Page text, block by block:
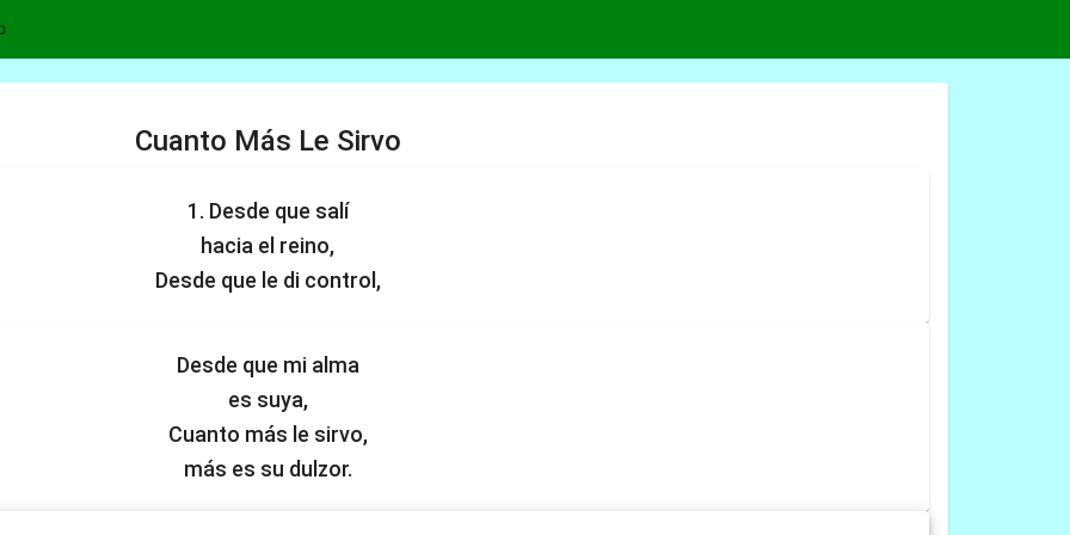
Cuanto Más Le Sirvo
1. Desde que salí
hacia el reino,
Desde que le di control,
Desde que mi alma
es suya,
Cuanto más le sirvo,
más es su dulzor.